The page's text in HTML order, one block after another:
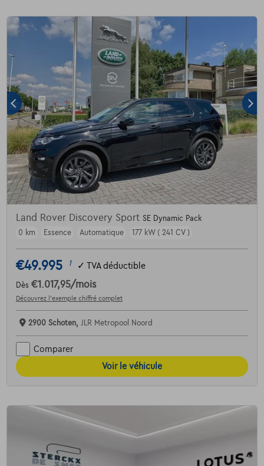
Land Rover Discovery Sport SE Dynamic Pack
0 km
Essence Automatique 177 kW ( 241 CV )
€49.995 1 ✓ TVA déductible
Dès €1.017,95/mois
Découvrez l’exemple chiffré complet
2900 Schoten, JLR Metropool Noord
Comparer
Voir le véhicule